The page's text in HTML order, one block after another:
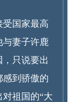
受国家最高
妻子许鹿
只说要出
感到骄傲的
祖国的“大